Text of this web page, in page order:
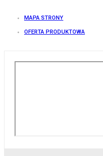
MAPA STRONY
OFERTA PRODUKTOWA